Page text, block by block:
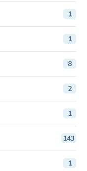
1
1
8
2
1
143
1